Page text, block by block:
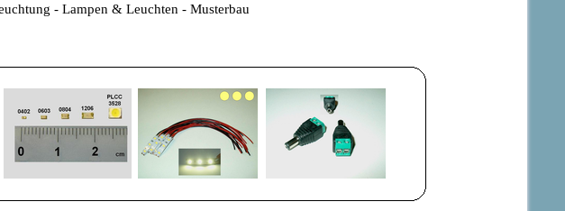
- Lampen & Leuchten - Musterbau